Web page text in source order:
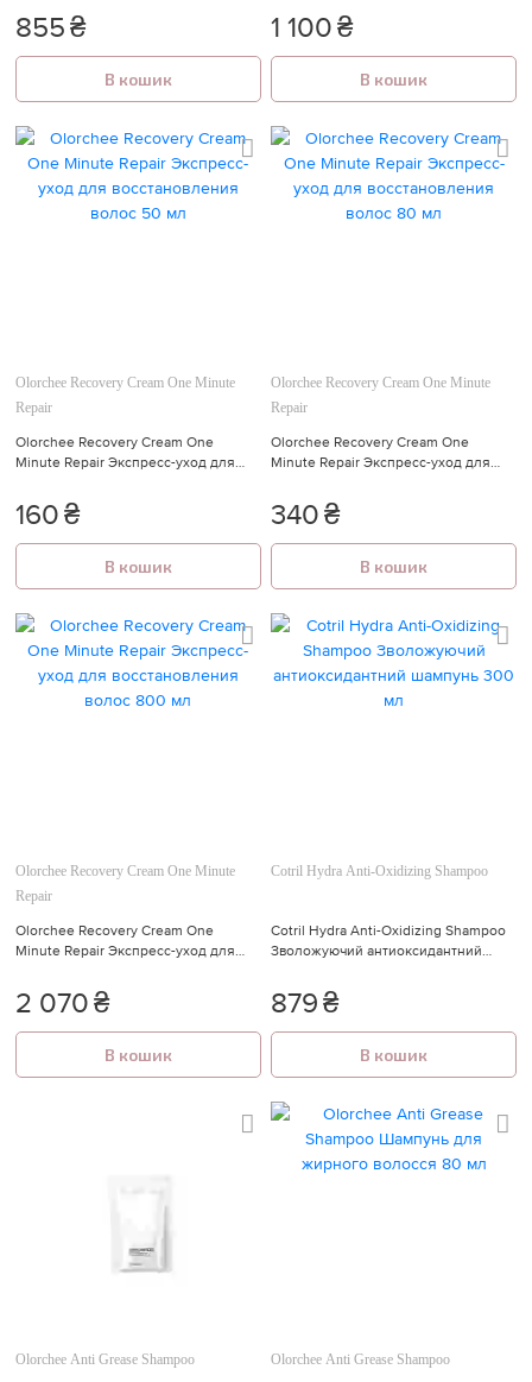
855₴
В кошик
1 100₴
В кошик
Olorchee Recovery Cream One Minute
Repair
Olorchee Recovery Cream One
Minute Repair Экспресс-уход для
160₴
В кошик
Olorchee Recovery Cream One Minute
Repair
Olorchee Recovery Cream One
Minute Repair Экспресс-уход для
340₴
В кошик
Olorchee Recovery Cream One Minute
Repair
Olorchee Recovery Cream One
Minute Repair Экспресс-уход для
2 070₴
В кошик
Cotril Hydra Anti-Oxidizing Shampoo
Cotril Hydra Anti-Oxidizing Shampoo
Зволожуючий антиоксидантний
879₴
В кошик
Olorchee Anti Grease Shampoo Olorchee Anti Grease Shampoo